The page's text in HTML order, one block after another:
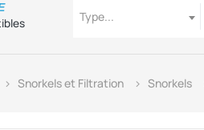
Type...
Snorkels et Filtration Snorkels